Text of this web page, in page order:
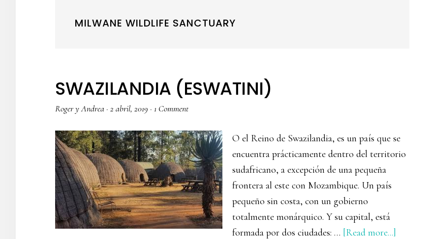
MILWANE WILDLIFE SANCTUARY
SWAZILANDIA (ESWATINI)
Roger y Andrea · 2 abril, 2019 · 1 Comment
O el Reino de Swazilandia, es un país que se
encuentra prácticamente dentro del territorio
sudafricano, a excepción de una pequeña
frontera al este con Mozambique. Un país
pequeño sin costa, con un gobierno
totalmente monárquico. Y su capital, está
formada por dos ciudades: … [Read more...]